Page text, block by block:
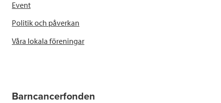
Event
Politik och påverkan
Våra lokala föreningar
Barncancerfonden